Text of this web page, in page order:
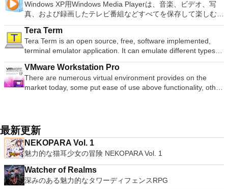
processor; the Presentation program is an easy to use and
effective slide show maker that helps you to create impressive
multimedia presentations; and the Spreadsheets program is
both a flexible and a powerful spreadsheet application.
語、スペイン語、フランス語、フルバツキー、イタリア語、ラ
トヴィエシュ、リエトゥビウ、マジャール、オランダ、ノルス
ク、ポルスキ、ポルトガル、ポルトガル、スロヴェンスキー、
スロベンツキー、スロヴェンスキーSrpski、Suomi、
Svenska、Türkçe。
す。 各デバイスでVNC Viewerにサインインして、すべてのデ
バイス間の接続をバックアップおよび同期します。 仮想キー
の高度なキーが含まれています。 Bluetoothキーボードのサポ
ート。 VNC Connectサブスクリプションには、無料、有料、
試用の3つのバージョンがあります。 制御する必要のあるマシ
ンごとに、RealVNCのWebサイトにアクセスして、各コンピ
ューターにVNC Connectをダウンロードするだけです。次
に、RealVNCアカウントの資格情報を使用して、ローカルマ
シンでVNC Viewerにサインインします。そこから、コンピュ
ューターへのログインに使用するのと同じユーザー名とパスワ
ードを入力するだけです。 WIN 7,8,8.1,10をサポートしま
す。 VNC ViewerのMacバージョンをお探しですか？ここから
ダウンロード
Microsoft Save as PDFまたはXPSアドインは、2007 Microsoft
Office systemソフトウェアの補足条項であり、2007 Microsoft
Office systemソフトウェアのライセンス条項の対象となりま
す。 システム要件：サポートされているオペレーティングシ
ステム。 Windows Server 2003、Windows Vista、Windows
新機能は次のとおりです。 4K DHR向けに最適化 Ultra HD
Blu-ray、4K、HEVC / H.265およびHDR10コンテンツをサポー
ト全画面モードで21：9モニターで2.35：1の映画を見る常時
オンのミニビューでYouTubeライブを見る YouTubeおよび
Vimeoで4K HDRおよび360ビデオを再生 VRエクスペリエンス
の向上：Microsoft Mixed Realityヘッドセット、HTC、VIVE、
およびOculus Riftをサポート Fire TVとキャストのサポート
注：これは商用トライアルです。
ほとんどのゲームをプレイできます。あなたが知らないなら、
SNESは16ビットのビデオゲーム機であり、世界中で5000万
台を販売し、ゲームをプレイするのは非常に楽しかったです！
Snes9xは、元のSNESのファンに最適です。SNESは、過去の
ゲームの勝利を今でも再現できます。 Snes9xはC ++でコーデ
ィングされており、i386 LinuxおよびWindowsポートに3つの
アセンブラーCPUエミュレーションコアがあります。 全体と
して、Snes9xには多くの構成可能なオプションがあります。
サウンドを変更したり、フルスクリーンで再生したり、SNES
マウスやSNESジョイパッドなどのゲーム入力デバイスを変更
ュレートされ、エミュレーターの全体的な感触は良好です。
ROMカートリッジで利用可能なSNESゲームをプレイするに
は、ROMまたはROMイメージが必要です。注：Snes9xアプ
Windows XP用Windows Media Playerは、音楽、ビデオ、写
真、および録画したテレビ番組などすべてを保存して楽しむ最
適な機能を搭載しています。 再生、表示、外出先で楽しむた
めのポータブル デバイスとの同期、さらには家中のデバイス
との共有も、すべて1か所で行えます。 シンプルなデザイン -
まったく新しい外観でデジタル エンターテイメントを楽しめ
ます。 大好きな音楽をより多く - デジタル音楽体験がさらに
楽しくなります。 エンターテイメントをすべて1つの場所に -
音楽、ビデオ、写真、録画したテレビ番組をすべて保存して楽
しめます。 どこでも楽しめる - どこにいても音楽、ビデオ、
Tera Term
Tera Term is an open source, free, software implemented,
terminal emulator application. It can emulate different types of
computer terminals, from DEC VT100 to DEC VT382, and it
supports telnet, SSH 1 & 2 and serial port connections. It also
has a built-in macro scripting language and some other useful
plugins. Key features include: Automatically creates logs with
remote Telnet or SSH hosts. It sports a clean and crisp layout
that is easy to work with. The application does not take a long
time to wrap your head around and is also very light on
system resources. So, if you need a free terminal emulator,
which is easy to master and supports remote Telnet or SSH
host connections then Tera Term is a good choice.
VMware Workstation Pro
There are numerous virtual environment provides on the
market today, some put ease of use above functionality, other
patches, in an isolated and safe virtualized environment. Key
Features include: Powerful 3D Graphics - DirectX 10* and
OpenGL 3.3 support. VMware Compatibility - Create one; Run
anywhere on VMware software. vSphere and vCloud Air
Support - Drag and drop VMs between environments.
Restricted and Encrypted VMs - Protection and performance
enhancements. Expiring Virtual Machines - Time-limited
最新更新
NEKOPARA Vol. 1
魅力的な猫耳少女の冒険 NEKOPARA Vol. 1
Watcher of Realms
深みのある魅力的なタワーディフェンスRPG